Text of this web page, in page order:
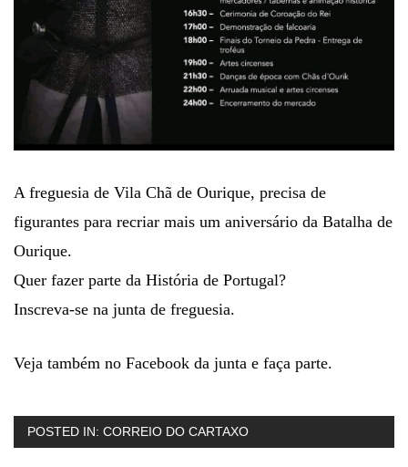
A freguesia de Vila Chã de Ourique, precisa de
figurantes para recriar mais um aniversário da Batalha de
Ourique.
Quer fazer parte da História de Portugal?
Inscreva-se na junta de freguesia.
Veja também no Facebook da junta e faça parte.
POSTED IN: CORREIO DO CARTAXO